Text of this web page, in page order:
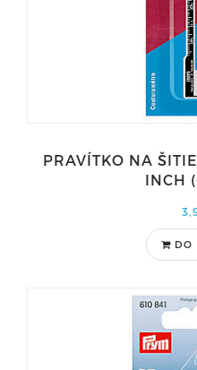
PRAVÍTKO NA
INCH
DO